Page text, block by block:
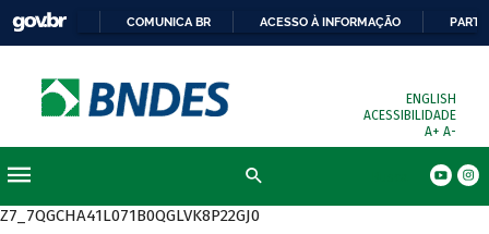
COMUNICA BR ACESSO À INFORMAÇÃO
ENGLISH
ACESSIBILIDADE
A+ A-
Z7_7QGCHA41L071B0QGLVK8P22GJ0